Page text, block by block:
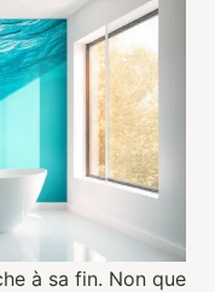
à sa fin. Non que